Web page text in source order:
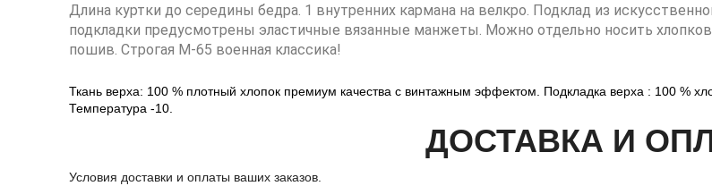
Длина куртки до середины бедра. 1 внутренних кармана на велкро. Подклад из
подкладки предусмотрены эластичные вязанные манжеты. Можно отдельно носить
пошив. Строгая М-65 военная классика!
Ткань верха: 100 % плотный хлопок премиум качества с винтажным эффектом. Подкладка верха : 100 %
Температура -10.
ДОСТАВКА И
Условия доставки и оплаты ваших заказов.